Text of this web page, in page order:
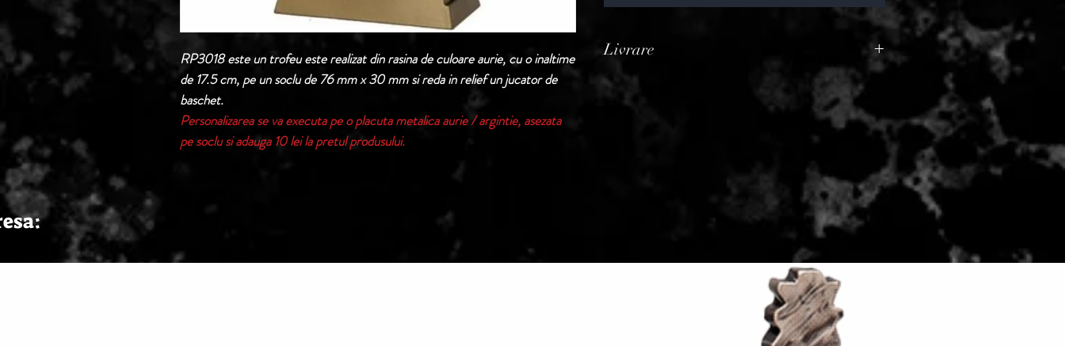
RP3018 este un trofeu este realizat din rasina de culoare aurie, cu o inaltime
de 17.5 cm, pe un soclu de 76 mm x 30 mm si reda in relief un jucator de
baschet.
Personalizarea se va executa pe o placuta metalica aurie / argintie, asezata
pe soclu si adauga 10 lei la pretul produsului.
Livrare
Termen de livrare: 1 - 2 zile lucratoare, din momentul
confirmarii comenzii de catre Seller.